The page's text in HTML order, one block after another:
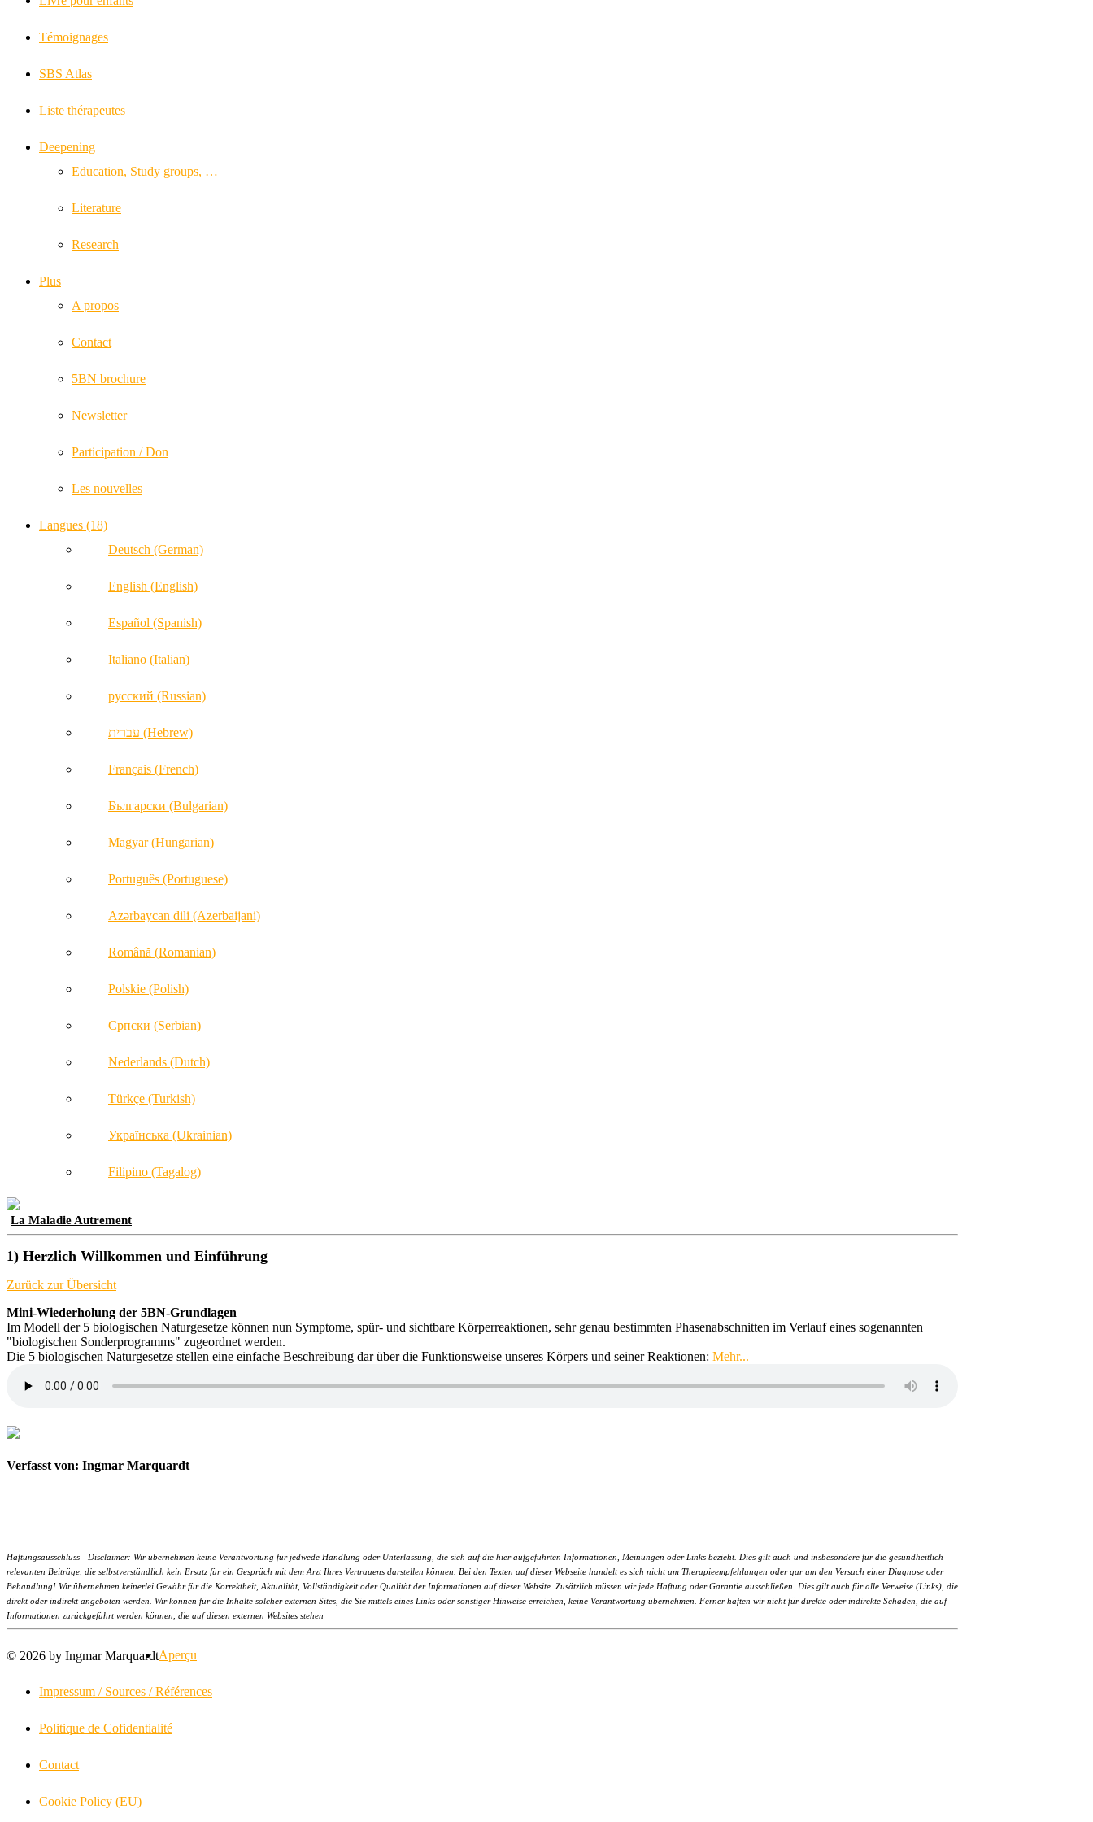
Témoignages
SBS Atlas
Liste thérapeutes
Deepening
Education, Study groups, …
Literature
Research
Plus
A propos
Contact
5BN brochure
Newsletter
Participation / Don
Les nouvelles
Langues (18)
Deutsch (German)
English (English)
Español (Spanish)
Italiano (Italian)
русский (Russian)
עברית (Hebrew)
Français (French)
Български (Bulgarian)
Magyar (Hungarian)
Português (Portuguese)
Azərbaycan dili (Azerbaijani)
Română (Romanian)
Polskie (Polish)
Српски (Serbian)
Nederlands (Dutch)
Türkçe (Turkish)
Українська (Ukrainian)
Filipino (Tagalog)
La Maladie Autrement
1) Herzlich Willkommen und Einführung
Zurück zur Übersicht
Mini-Wiederholung der 5BN-Grundlagen
Im Modell der 5 biologischen Naturgesetze können nun Symptome, spür- und sichtbare Körperreaktionen, sehr genau bestimmten Phasenabschnitten im Verlauf eines sogenannten
"biologischen Sonderprogramms" zugeordnet werden.
Die 5 biologischen Naturgesetze stellen eine einfache Beschreibung dar über die Funktionsweise unseres Körpers und seiner Reaktionen: Mehr...
Verfasst von: Ingmar Marquardt
Haftungsausschluss - Disclaimer: Wir übernehmen keine Verantwortung für jedwede Handlung oder Unterlassung, die sich auf die hier aufgeführten Informationen, Meinungen oder Links bezieht. Dies gilt auch und insbesondere für die gesundheitlich
relevanten Beiträge, die selbstverständlich kein Ersatz für ein Gespräch mit dem Arzt Ihres Vertrauens darstellen können. Bei den Texten auf dieser Webseite handelt es sich nicht um Therapieempfehlungen oder gar um den Versuch einer Diagnose oder
Behandlung! Wir übernehmen keinerlei Gewähr für die Korrektheit, Aktualität, Vollständigkeit oder Qualität der Informationen auf dieser Website. Zusätzlich müssen wir jede Haftung oder Garantie ausschließen. Dies gilt auch für alle Verweise (Links), die
direkt oder indirekt angeboten werden. Wir können für die Inhalte solcher externen Sites, die Sie mittels eines Links oder sonstiger Hinweise erreichen, keine Verantwortung übernehmen. Ferner haften wir nicht für direkte oder indirekte Schäden, die auf
Informationen zurückgeführt werden können, die auf diesen externen Websites stehen
© 2026 by Ingmar MarquardtAperçu
Impressum / Sources / Références
Politique de Cofidentialité
Contact
Cookie Policy (EU)